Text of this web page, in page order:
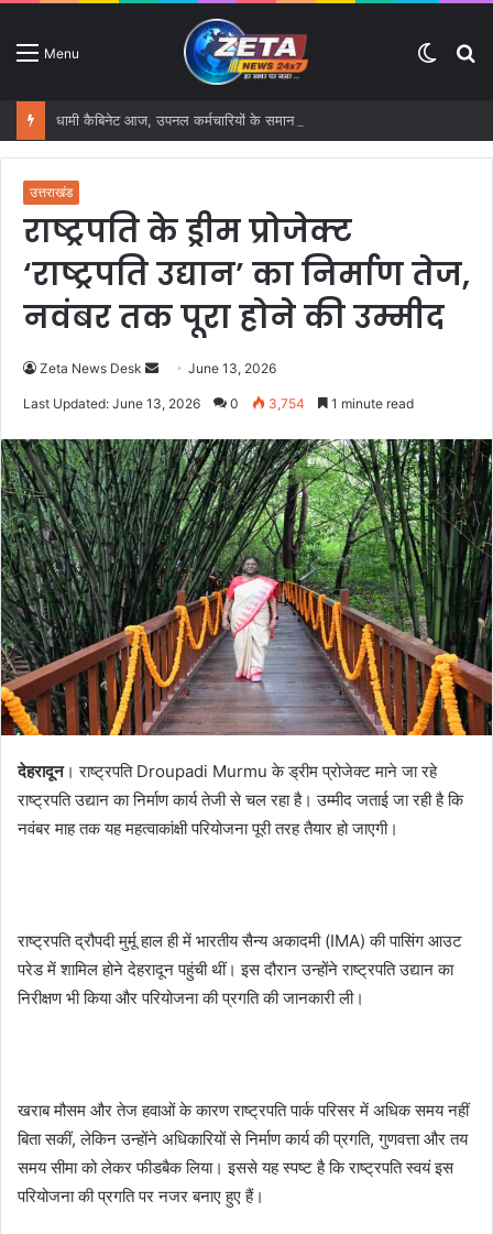
Menu
Switch
उत्तराखंड
राष्ट्रपति के ड्रीम प्रोजेक्ट
‘राष्ट्रपति उद्यान’ का निर्माण तेज,
नवंबर तक पूरा होने की उम्मीद
Zeta News Desk
e
d
a
n
e
m
a
i
l
June 13, 2026
Last Updated: June 13, 2026 0 3,754 1 minute read
देहरादून। राष्ट्रपति Droupadi Murmu के ड्रीम प्रोजेक्ट माने जा रहे
राष्ट्रपति उद्यान का निर्माण कार्य तेजी से चल रहा है। उम्मीद जताई जा रही है कि
नवंबर माह तक यह महत्वाकांक्षी परियोजना पूरी तरह तैयार हो जाएगी।
राष्ट्रपति द्रौपदी मुर्मू हाल ही में भारतीय सैन्य अकादमी (IMA) की पासिंग आउट
परेड में शामिल होने देहरादून पहुंची थीं। इस दौरान उन्होंने राष्ट्रपति उद्यान का
निरीक्षण भी किया और परियोजना की प्रगति की जानकारी ली।
खराब मौसम और तेज हवाओं के कारण राष्ट्रपति पार्क परिसर में अधिक समय नहीं
बिता सकीं, लेकिन उन्होंने अधिकारियों से निर्माण कार्य की प्रगति, गुणवत्ता और तय
समय सीमा को लेकर फीडबैक लिया। इससे यह स्पष्ट है कि राष्ट्रपति स्वयं इस
परियोजना की प्रगति पर नजर बनाए हुए हैं।